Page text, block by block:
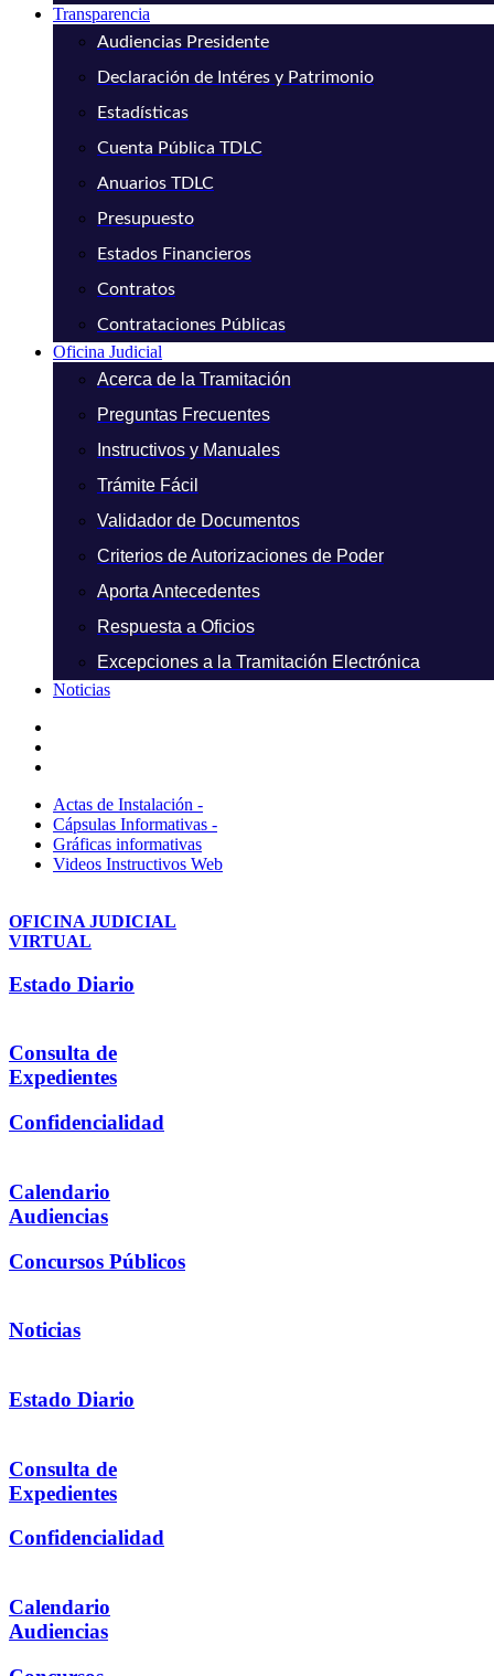
Transparencia
Audiencias Presidente
Declaración de Intéres y Patrimonio
Estadísticas
Cuenta Pública TDLC
Anuarios TDLC
Presupuesto
Estados Financieros
Contratos
Contrataciones Públicas
Oficina Judicial
Acerca de la Tramitación
Preguntas Frecuentes
Instructivos y Manuales
Trámite Fácil
Validador de Documentos
Criterios de Autorizaciones de Poder
Aporta Antecedentes
Respuesta a Oficios
Excepciones a la Tramitación Electrónica
Noticias
Actas de Instalación -
Cápsulas Informativas -
Gráficas informativas
Videos Instructivos Web
OFICINA JUDICIAL
VIRTUAL
Estado Diario
Consulta de
Expedientes
Confidencialidad
Calendario
Audiencias
Concursos Públicos
Noticias
Estado Diario
Consulta de
Expedientes
Confidencialidad
Calendario
Audiencias